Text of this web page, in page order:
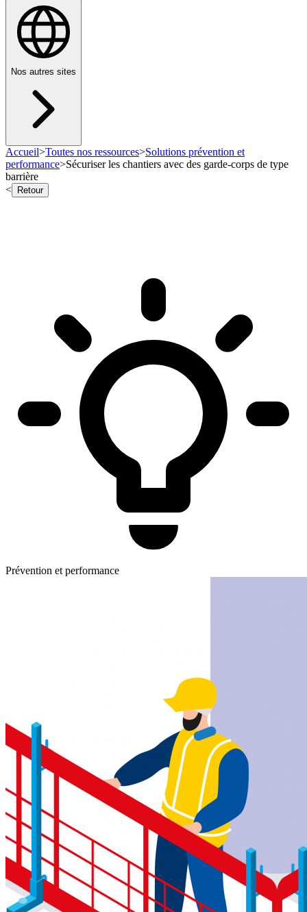
Nos autres sites
Accueil>Toutes nos ressources>Solutions prévention et
performance>Sécuriser les chantiers avec des garde-corps de type
barrière
<
Retour
Prévention et performance